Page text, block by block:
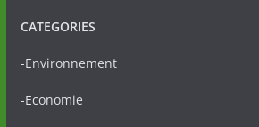
CATEGORIES
-Environnement
-Economie